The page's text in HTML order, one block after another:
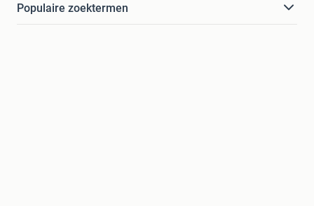
Populaire zoektermen